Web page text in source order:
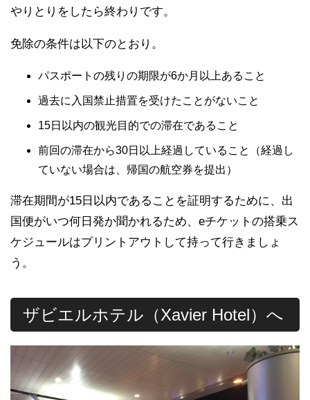
やりとりをしたら終わりです。
免除の条件は以下のとおり。
パスポートの残りの期限が6か月以上あること
過去に入国禁止措置を受けたことがないこと
15日以内の観光目的での滞在であること
前回の滞在から30日以上経過していること（経過し
ていない場合は、帰国の航空券を提出）
滞在期間が15日以内であることを証明するために、出
国便がいつ何日発か聞かれるため、eチケットの搭乗ス
ケジュールはプリントアウトして持って行きましょ
う。
ザビエルホテル（Xavier Hotel）へ